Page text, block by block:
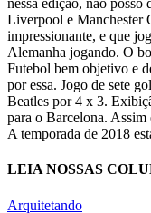
nessa edição, não
Liverpool e Manchester
impressionante, e que
Alemanha jogando. O
Futebol bem objetivo e
por essa. Jogo de sete
Beatles por 4 x 3.
para o Barcelona. Assim
A temporada de 2018
LEIA NOSSAS
Arquitetando